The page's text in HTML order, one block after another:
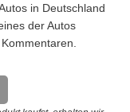
in Deutschland
der Autos